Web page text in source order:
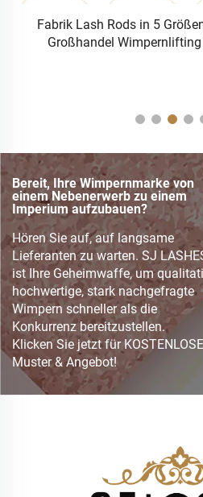
Fabrik Lash Rods in 5
Großhandel
Bereit, Ihre Wimpernmarke von
einem Nebenerwerb zu einem
Imperium aufzubauen?
Hören Sie auf, auf langsame
Lieferanten zu warten. SJ
ist Ihre Geheimwaffe, um
hochwertige, stark nachgefragte
Wimpern schneller als die
Konkurrenz bereitzustellen.
Klicken Sie jetzt für KOSTENLOSE
Muster & Angebot!